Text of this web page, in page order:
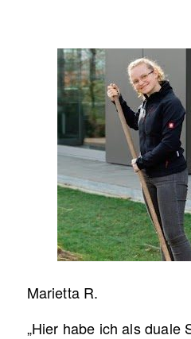
Marietta R.
„Hier habe ich als duale